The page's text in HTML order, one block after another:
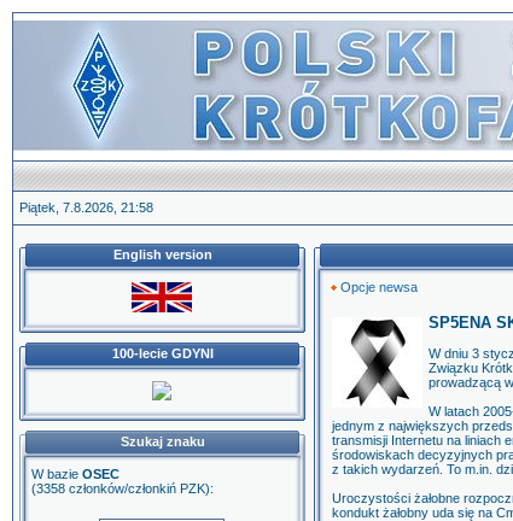
Piątek, 7.8.2026, 21:58
English version
100-lecie GDYNI
Szukaj znaku
W bazie OSEC
(3358 członków/członkiń PZK):
Opcje newsa
SP5ENA
W dniu 3
Związku
prowadzącą
W latach
jednym z największych
transmisji Internetu na liniach
środowiskach decyzyjnych
z takich wydarzeń. To m.in.
Uroczystości żałobne
kondukt żałobny uda się na